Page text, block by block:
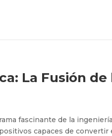
La Fusión de
fascinante de la
capaces de convertir